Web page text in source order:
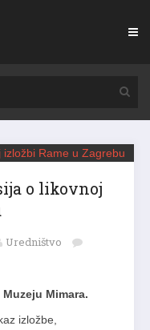
o likovnoj
Uredništvo
Mimara.
izložbe,